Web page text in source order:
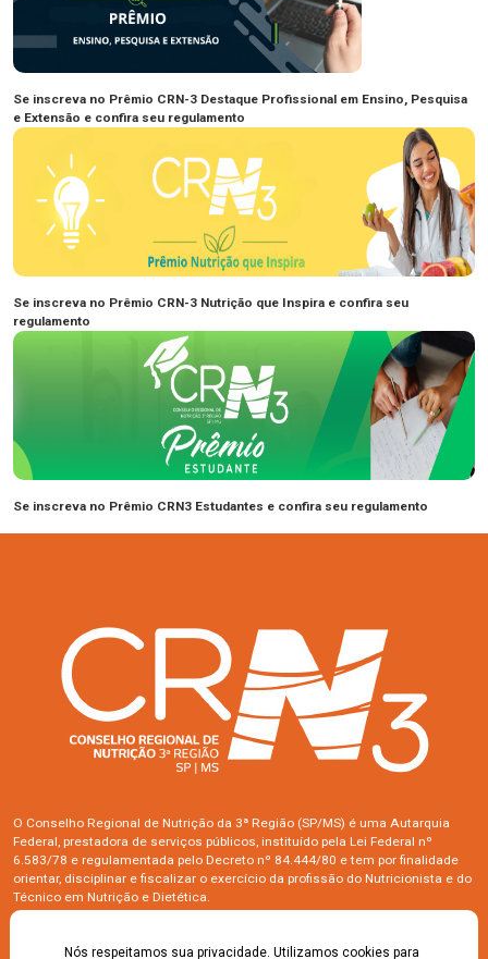
Se inscreva no Prêmio CRN-3 Destaque Profissional em Ensino, Pesquisa
e Extensão e confira seu regulamento
Se inscreva no Prêmio CRN-3 Nutrição que Inspira e confira seu
regulamento
Se inscreva no Prêmio CRN3 Estudantes e confira seu regulamento
O Conselho Regional de Nutrição da 3ª Região (SP/MS) é uma Autarquia
Federal, prestadora de serviços públicos, instituído pela Lei Federal nº
6.583/78 e regulamentada pelo Decreto nº 84.444/80 e tem por finalidade
orientar, disciplinar e fiscalizar o exercício da profissão do Nutricionista e do
Técnico em Nutrição e Dietética.
Nós respeitamos sua privacidade. Utilizamos cookies para